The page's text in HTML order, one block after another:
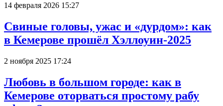
14 февраля 2026 15:27
Свиные головы, ужас и «дурдом»: как
в Кемерове прошёл Хэллоуин-2025
2 ноября 2025 17:24
Любовь в большом городе: как в
Кемерове оторваться простому рабу